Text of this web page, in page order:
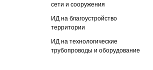
сети и сооружения
ИД на благоустройство
территории
ИД на технологические
трубопроводы и оборудование